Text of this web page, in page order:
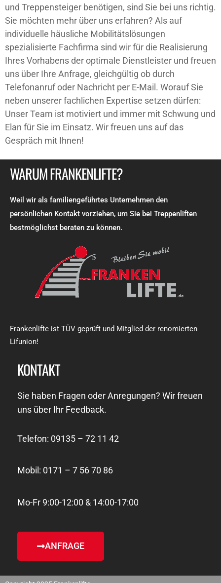
und Treppensteiger benötigen, sind Sie bei uns richtig.
Sie möchten mehr über uns erfahren? Als auf
individuelle häusliche Mobilitätslösungen
spezialisierte Fachfirma sind wir für die Realisierung
Ihres Vorhabens der optimale Dienstleister und freuen
uns über Ihre Anfrage, gleichgültig ob durch
Telefonanruf oder Nachricht per E-Mail. Worauf Sie
neben unserer fachlichen Expertise setzen dürfen:
Unser Team ist motiviert und immer mit Schwung und
Elan für Sie im Einsatz. Wir freuen uns auf das
Gespräch mit Ihnen!
WARUM FRANKENLIFTE?
Weil wir als familiengeführtes Unternehmen den
persönlichen Kontakt vorziehen, um Sie bei Treppenliften
bestmöglichst beraten zu können.
Frankenlifte ist TÜV geprüft und Mitglied der renomierten
Lifunion!
KONTAKT
Sie haben Fragen oder Anregungen? Wir freuen
uns über Ihr Feedback.
Telefon: 09135 – 72 11 42
Mobil: 0171 – 7 56 70 86
Mo-Fr 9:00-12:00 & 14:00-17:00
ANFRAGE